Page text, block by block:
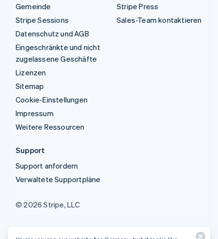
Gemeinde
Stripe Sessions
Datenschutz und AGB
Eingeschränkte und nicht
zugelassene Geschäfte
Lizenzen
Sitemap
Cookie-Einstellungen
Impressum
Weitere Ressourcen
Stripe Press
Sales-Team kontaktieren
Support
Support anfordern
Verwaltete Supportpläne
© 2026 Stripe, LLC